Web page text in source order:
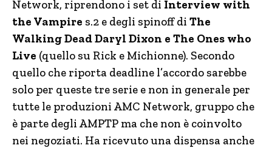
Network, riprendono i set di Interview with
the Vampire s.2 e degli spinoff di The
Walking Dead Daryl Dixon e The Ones who
Live (quello su Rick e Michionne). Secondo
quello che riporta deadline l’accordo sarebbe
solo per queste tre serie e non in generale per
tutte le produzioni AMC Network, gruppo che
è parte degli AMPTP ma che non è coinvolto
nei negoziati. Ha ricevuto una dispensa anche